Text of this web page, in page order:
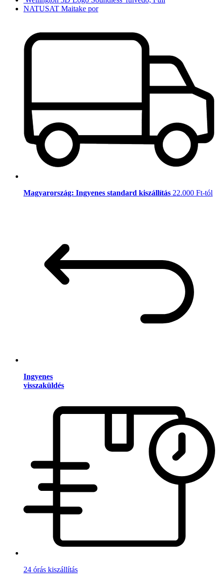
NATUSAT Maitake por
Magyarország: Ingyenes standard kiszállítás 22.000 Ft-tól
Ingyenes
visszaküldés
24 órás kiszállítás